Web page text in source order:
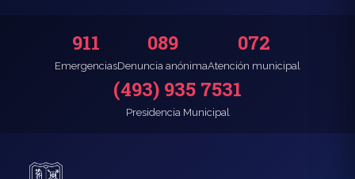
911
Emergencias
089
Denuncia anónima
072
Atención municipal
(493) 935 7531
Presidencia Municipal